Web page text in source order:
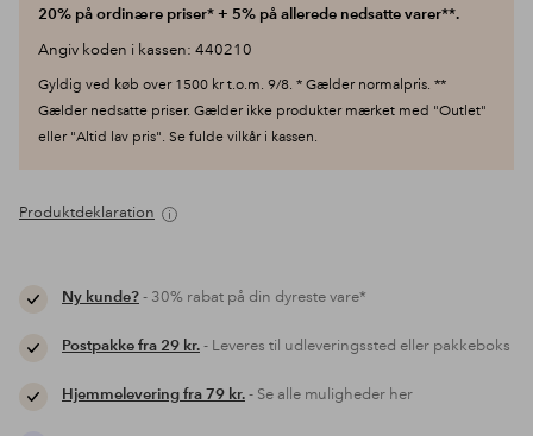
20% på ordinære priser* + 5% på allerede nedsatte varer**.
Angiv koden i kassen: 440210
Gyldig ved køb over 1500 kr t.o.m. 9/8. * Gælder normalpris. **
Gælder nedsatte priser. Gælder ikke produkter mærket med "Outlet"
eller "Altid lav pris". Se fulde vilkår i kassen.
Produktdeklaration
Ny kunde?- 30% rabat på din dyreste vare*
Postpakke fra 29 kr.- Leveres til udleveringssted eller pakkeboks
Hjemmelevering fra 79 kr.- Se alle muligheder her